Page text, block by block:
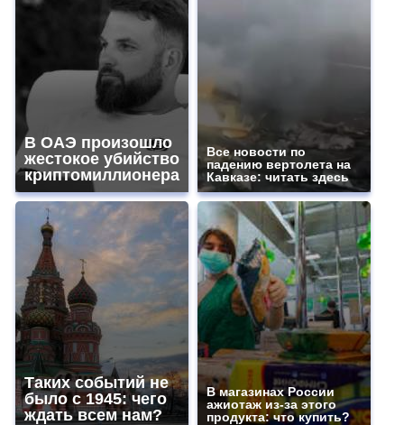
В ОАЭ произошло
жестокое убийство
криптомиллионера
Все новости по
падению вертолета на
Кавказе: читать здесь
Таких событий не
было с 1945: чего
ждать всем нам?
В магазинах России
ажиотаж из-за этого
продукта: что купить?